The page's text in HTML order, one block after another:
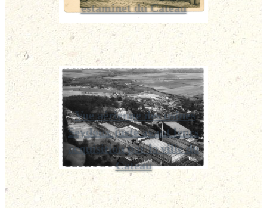
estaminet du Cateau
Vue aérienne des usines
Seydoux juste avant leurs
acquisition par la ville du
Cateau